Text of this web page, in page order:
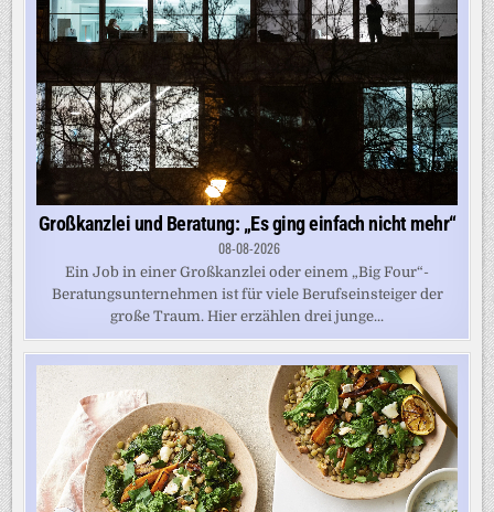
Großkanzlei und Beratung: „Es ging einfach nicht mehr“
08-08-2026
Ein Job in einer Großkanzlei oder einem „Big Four“-
Beratungsunternehmen ist für viele Berufseinsteiger der
große Traum. Hier erzählen drei junge...